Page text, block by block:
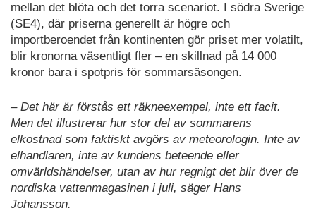
mellan det blöta och det torra scenariot. I södra Sverige
(SE4), där priserna generellt är högre och
importberoendet från kontinenten gör priset mer volatilt,
blir kronorna väsentligt fler – en skillnad på 14 000
kronor bara i spotpris för sommarsäsongen.
– Det här är förstås ett räkneexempel, inte ett facit.
Men det illustrerar hur stor del av sommarens
elkostnad som faktiskt avgörs av meteorologin. Inte av
elhandlaren, inte av kundens beteende eller
omvärldshändelser, utan av hur regnigt det blir över de
nordiska vattenmagasinen i juli, säger Hans
Johansson.